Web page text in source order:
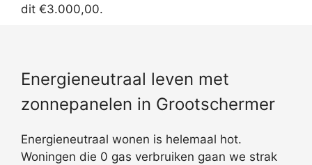
dit €3.000,00.
Energieneutraal leven met
zonnepanelen in Grootschermer
Energieneutraal wonen is helemaal hot.
Woningen die 0 gas verbruiken gaan we strak